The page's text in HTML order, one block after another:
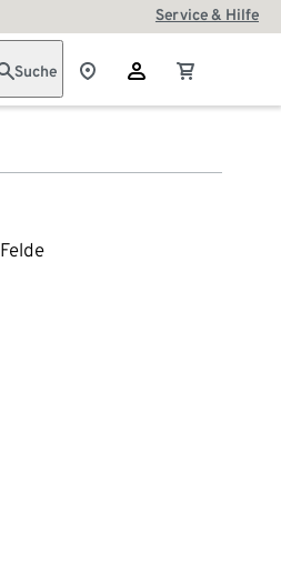
Service & Hilfe
Suche
Felde